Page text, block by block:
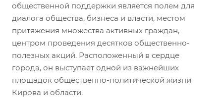
общественной поддержки является полем для
диалога общества, бизнеса и власти, местом
притяжения множества активных граждан,
центром проведения десятков общественно-
полезных акций. Расположенный в сердце
города, он выступает одной из важнейших
площадок общественно-политической жизни
Кирова и области.